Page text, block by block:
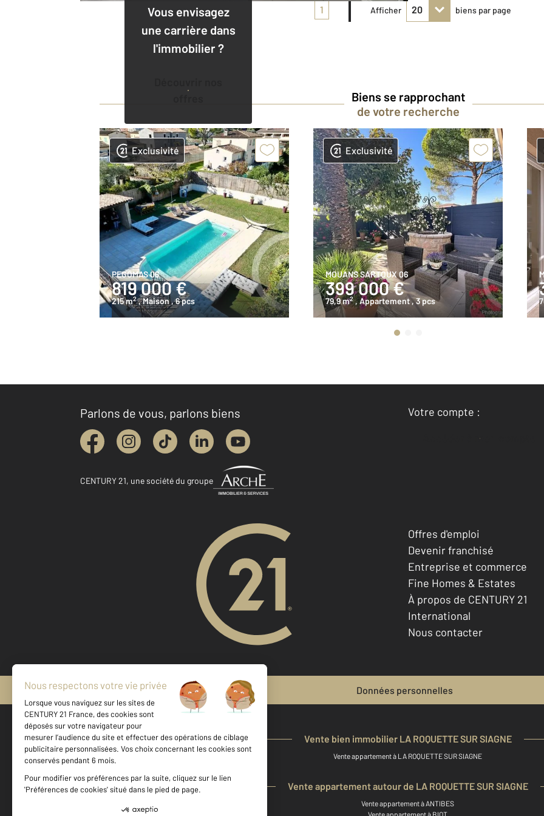
Vous envisagez
une carrière dans
l'immobilier ?
1 Afficher biens par page
Biens se rapprochant
de votre recherche
Exclusivité
PEGOMAS 06
819 000 €
215 m2 , Maison, 6 pcs
Exclusivité
MOUANS SARTOUX 06
399 000 €
79,9 m2 , Appartement, 3 pcs
Parlons de vous, parlons biens
CENTURY 21, une société du groupe
Votre compte :
Accéder à mon compte
Offres d'emploi
Devenir franchisé
Entreprise et commerce
Fine Homes & Estates
À propos de CENTURY 21
International
Nous contacter
Mentions légales & CGU Données personnelles
Vente bien immobilier LA ROQUETTE SUR SIAGNE
Vente appartement à LA ROQUETTE SUR SIAGNE
Vente appartement autour de LA ROQUETTE SUR SIAGNE
Vente appartement à ANTIBES
Vente appartement à VALBONNE
Vente appartement à BIOT